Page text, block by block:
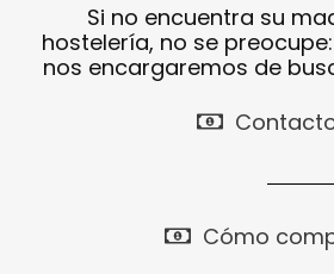
Si no encuentra su
hostelería, no se
nos encargaremos de
Cómo